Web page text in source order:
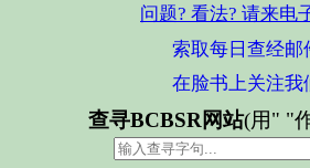
问题? 看法? 请来电
索取每日查经邮
在脸书上关注我
查寻BCBSR网站(用" "